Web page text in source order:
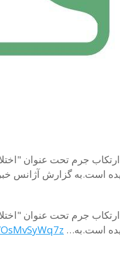
جرم تحت عنوان
به قتل رسیده است.به گزارش
جرم تحت عنوان